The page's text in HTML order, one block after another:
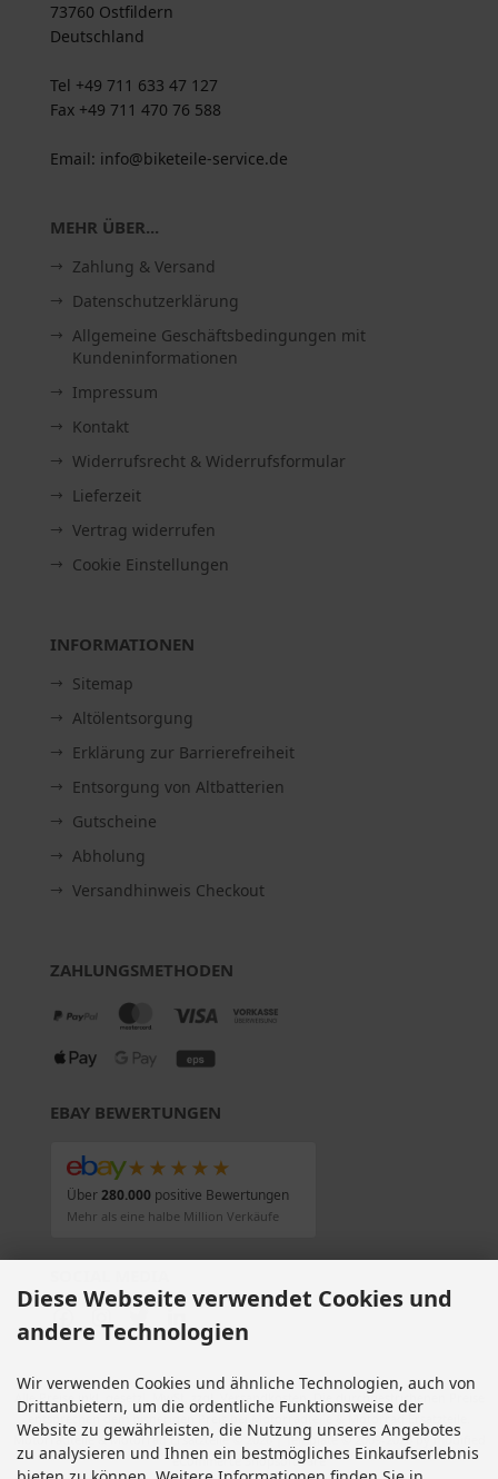
73760 Ostfildern
Deutschland
Tel +49 711 633 47 127
Fax +49 711 470 76 588
Email: info@biketeile-service.de
MEHR ÜBER...
Zahlung & Versand
Datenschutzerklärung
Allgemeine Geschäftsbedingungen mit
Kundeninformationen
Impressum
Kontakt
Widerrufsrecht & Widerrufsformular
Lieferzeit
Vertrag widerrufen
Cookie Einstellungen
INFORMATIONEN
Sitemap
Altölentsorgung
Erklärung zur Barrierefreiheit
Entsorgung von Altbatterien
Gutscheine
Abholung
Versandhinweis Checkout
ZAHLUNGSMETHODEN
EBAY BEWERTUNGEN
★★★★★
Über280.000positive Bewertungen
Mehr als eine halbe Million Verkäufe
Alle Preise inkl. gesetzl. MwSt. zzgl. Versandkosten . Die durchgestrichenen Preise
entsprechen dem bisherigen Preis bei Motorradteile & Motorrad Ersatzteile.
Motorradteile & Motorrad Ersatzteile © 2026 | Template © 2009-2026 by modified
eCommerce Shopsoftware
Diese Webseite verwendet Cookies und
andere Technologien
Wir verwenden Cookies und ähnliche Technologien, auch von
Drittanbietern, um die ordentliche Funktionsweise der
Website zu gewährleisten, die Nutzung unseres Angebotes
zu analysieren und Ihnen ein bestmögliches Einkaufserlebnis